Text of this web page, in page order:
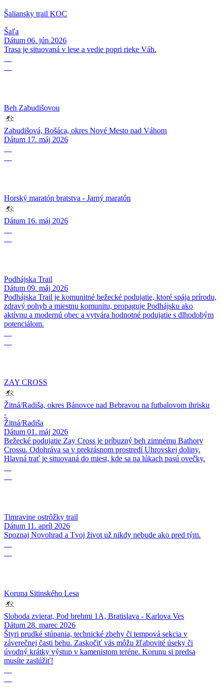
Šaliansky trail KOC
Šaľa
Dátum 06. jún 2026
Trasa je situovaná v lese a vedie popri rieke Váh.
Beh Zabudišovou
Zabudišová, Bošáca, okres Nové Mesto nad Váhom
Dátum 17. máj 2026
Horský maratón bratstva - Jarný maratón
Dátum 16. máj 2026
Podhájska Trail
Dátum 09. máj 2026
Podhájska Trail je komunitné bežecké podujatie, ktoré spája prírodu,
zdravý pohyb a miestnu komunitu, propaguje Podhájsku ako
aktívnu a modernú obec a vytvára hodnotné podujatie s dlhodobým
potenciálom.
ZAY CROSS
Žitná/Radiša, okres Bánovce nad Bebravou na futbalovom ihrisku
-
Žitná/Radiša
Dátum 01. máj 2026
Bežecké podujatie Zay Cross je príbuzný beh zimnému Bathory
Crossu. Odohráva sa v prekrásnom prostredí Uhrovskej doliny.
Hlavná trať je situovaná do miest, kde sa na lúkach pasú ovečky.
Timravine ostrôžky trail
Dátum 11. apríl 2026
Spoznaj Novohrad a Tvoj život už nikdy nebude ako pred tým.
Koruna Sitinského Lesa
Sloboda zvierat, Pod brehmi 1A, Bratislava - Karlova Ves
Dátum 28. marec 2026
Štyri prudké stúpania, technické zbehy či tempová sekcia v
záverečnej časti behu. Zaskočiť vás môžu žľabovité úseky či
úvodný krátky výstup v kamenistom teréne. Korunu si predsa
musíte zaslúžiť!